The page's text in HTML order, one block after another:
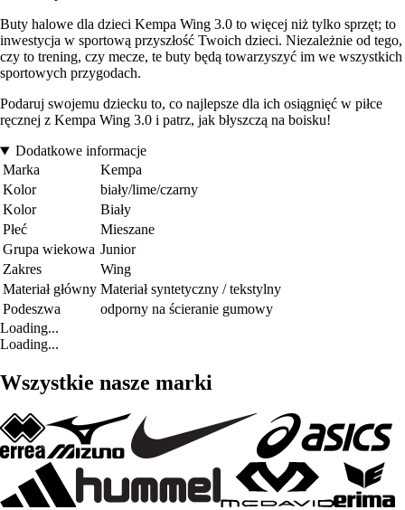
Buty halowe dla dzieci Kempa Wing 3.0 to więcej niż tylko sprzęt; to
inwestycja w sportową przyszłość Twoich dzieci. Niezależnie od tego,
czy to trening, czy mecze, te buty będą towarzyszyć im we wszystkich
sportowych przygodach.
Podaruj swojemu dziecku to, co najlepsze dla ich osiągnięć w piłce
ręcznej z Kempa Wing 3.0 i patrz, jak błyszczą na boisku!
Dodatkowe informacje
Marka
Kempa
Kolor
biały/lime/czarny
Kolor
Biały
Płeć
Mieszane
Grupa wiekowa Junior
Zakres
Wing
Materiał główny Materiał syntetyczny / tekstylny
Podeszwa
odporny na ścieranie gumowy
Loading...
Loading...
Wszystkie nasze marki